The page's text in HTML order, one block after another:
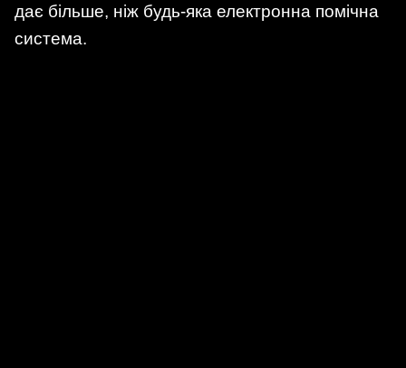
дає більше, ніж будь-яка електронна помічна
система.